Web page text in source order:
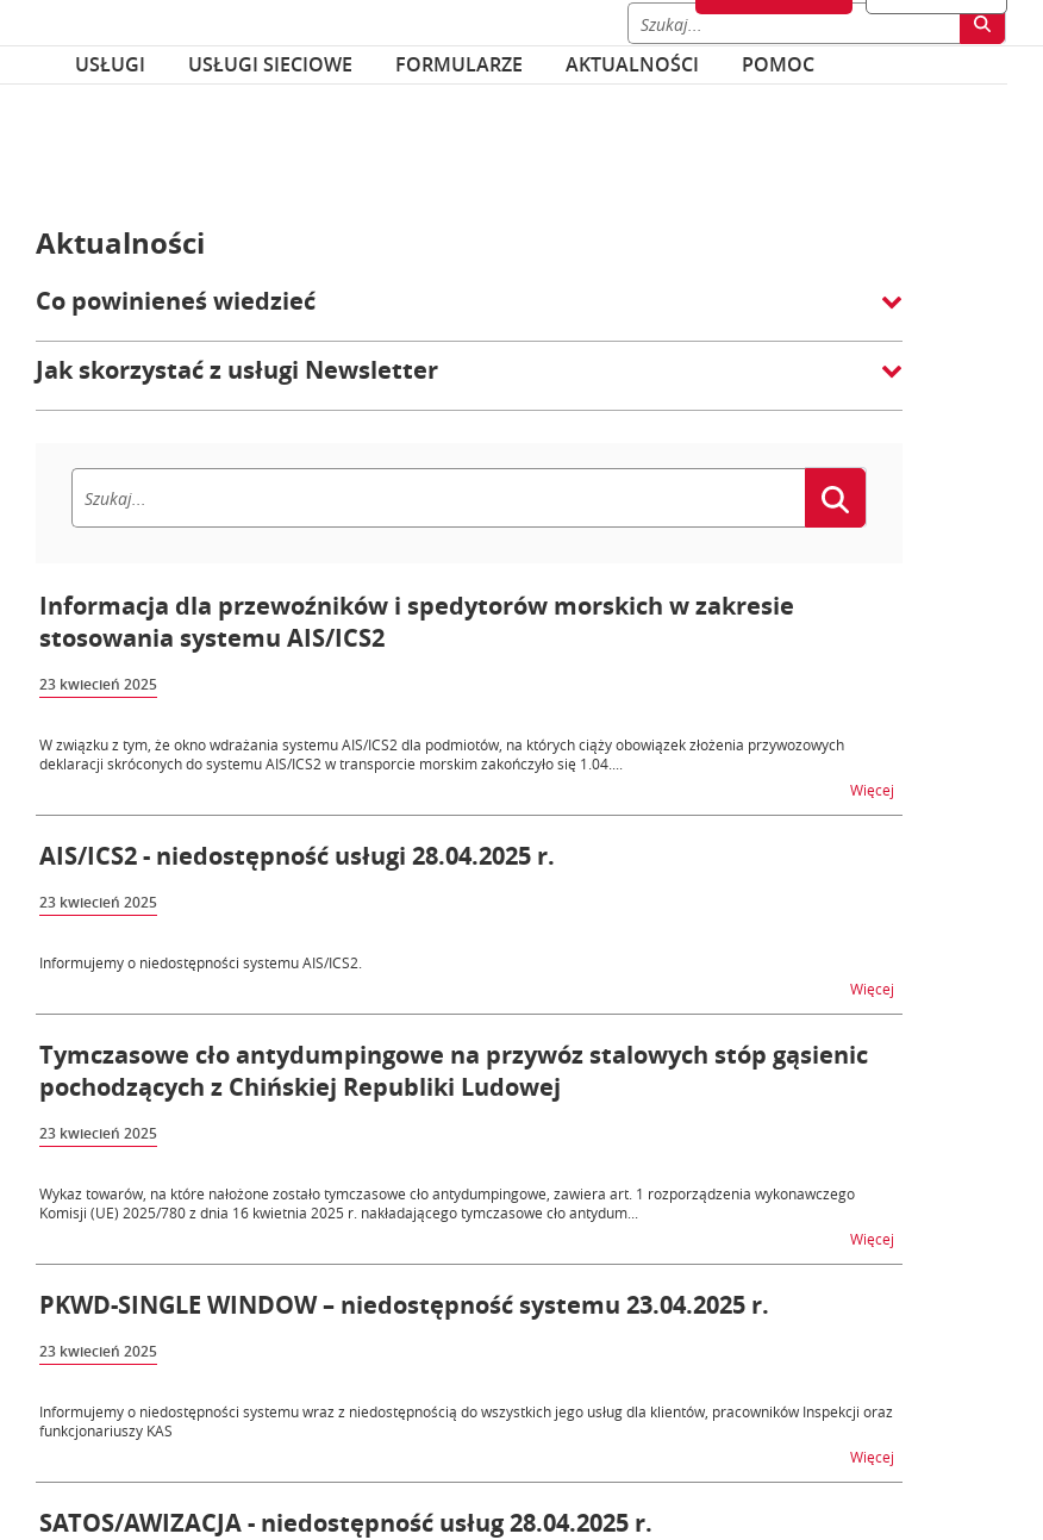
USŁUGI
USŁUGI SIECIOWE FORMULARZE AKTUALNOŚCI POMOC
Aktualności
Co powinieneś wiedzieć
Jak skorzystać z usługi Newsletter
Informacja dla przewoźników i spedytorów morskich w zakresie
stosowania systemu AIS/ICS2
23 kwiecień 2025
W związku z tym, że okno wdrażania systemu AIS/ICS2 dla podmiotów, na których ciąży obowiązek złożenia przywozowych
deklaracji skróconych do systemu AIS/ICS2 w transporcie morskim zakończyło się 1.04....
Więcej
AIS/ICS2 - niedostępność usługi 28.04.2025 r.
23 kwiecień 2025
Informujemy o niedostępności systemu AIS/ICS2.
Więcej
Tymczasowe cło antydumpingowe na przywóz stalowych stóp gąsienic
pochodzących z Chińskiej Republiki Ludowej
23 kwiecień 2025
Wykaz towarów, na które nałożone zostało tymczasowe cło antydumpingowe, zawiera art. 1 rozporządzenia wykonawczego
Komisji (UE) 2025/780 z dnia 16 kwietnia 2025 r. nakładającego tymczasowe cło antydum...
Więcej
PKWD-SINGLE WINDOW – niedostępność systemu 23.04.2025 r.
23 kwiecień 2025
Informujemy o niedostępności systemu wraz z niedostępnością do wszystkich jego usług dla klientów, pracowników Inspekcji oraz
funkcjonariuszy KAS
Więcej
SATOS/AWIZACJA - niedostępność usług 28.04.2025 r.